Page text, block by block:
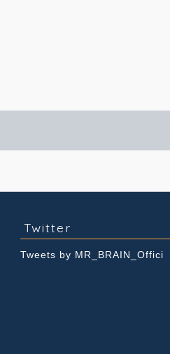
Twitter
Tweets by MR_BRAIN_Offici